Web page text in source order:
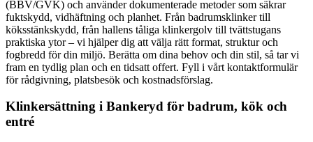
(BBV/GVK) och använder dokumenterade metoder som säkrar
fuktskydd, vidhäftning och planhet. Från badrumsklinker till
köksstänkskydd, från hallens tåliga klinkergolv till tvättstugans
praktiska ytor – vi hjälper dig att välja rätt format, struktur och
fogbredd för din miljö. Berätta om dina behov och din stil, så tar vi
fram en tydlig plan och en tidsatt offert. Fyll i vårt kontaktformulär
för rådgivning, platsbesök och kostnadsförslag.
Klinkersättning i Bankeryd för badrum, kök och
entré